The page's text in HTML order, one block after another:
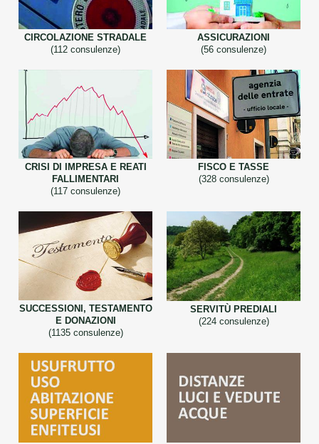
CIRCOLAZIONE STRADALE
(112 consulenze)
ASSICURAZIONI
(56 consulenze)
CRISI DI IMPRESA E REATI
FALLIMENTARI
(117 consulenze)
FISCO E TASSE
(328 consulenze)
SUCCESSIONI, TESTAMENTO
E DONAZIONI
(1135 consulenze)
SERVITÙ PREDIALI
(224 consulenze)